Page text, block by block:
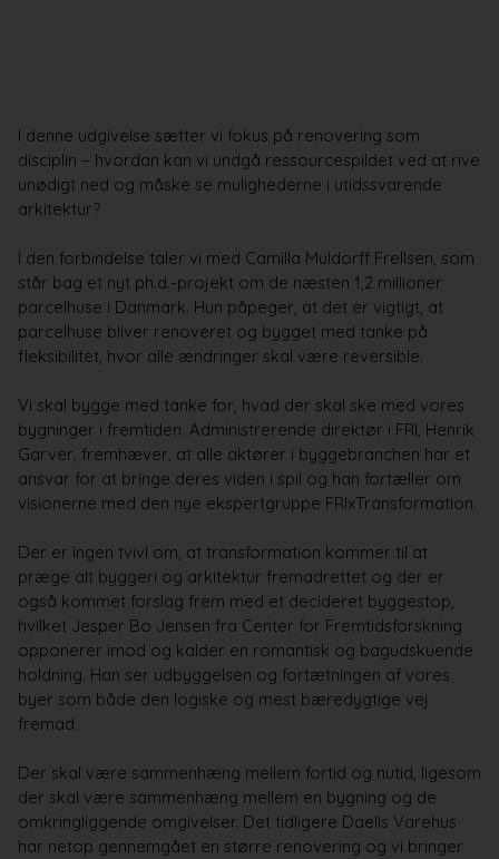
I denne udgivelse sætter vi fokus på renovering som
disciplin – hvordan kan vi undgå ressourcespildet ved at rive
unødigt ned og måske se mulighederne i utidssvarende
arkitektur?
I den forbindelse taler vi med Camilla Muldorff Frellsen, som
står bag et nyt ph.d.-projekt om de næsten 1,2 millioner
parcelhuse i Danmark. Hun påpeger, at det er vigtigt, at
parcelhuse bliver renoveret og bygget med tanke på
fleksibilitet, hvor alle ændringer skal være reversible.
Vi skal bygge med tanke for, hvad der skal ske med vores
bygninger i fremtiden. Administrerende direktør i FRI, Henrik
Garver, fremhæver, at alle aktører i byggebranchen har et
ansvar for at bringe deres viden i spil og han fortæller om
visionerne med den nye ekspertgruppe FRIxTransformation.
Der er ingen tvivl om, at transformation kommer til at
præge alt byggeri og arkitektur fremadrettet og der er
også kommet forslag frem med et decideret byggestop,
hvilket Jesper Bo Jensen fra Center for Fremtidsforskning
opponerer imod og kalder en romantisk og bagudskuende
holdning. Han ser udbyggelsen og fortætningen af vores
byer som både den logiske og mest bæredygtige vej
fremad.
Der skal være sammenhæng mellem fortid og nutid, ligesom
der skal være sammenhæng mellem en bygning og de
omkringliggende omgivelser. Det tidligere Daells Varehus
har netop gennemgået en større renovering og vi bringer